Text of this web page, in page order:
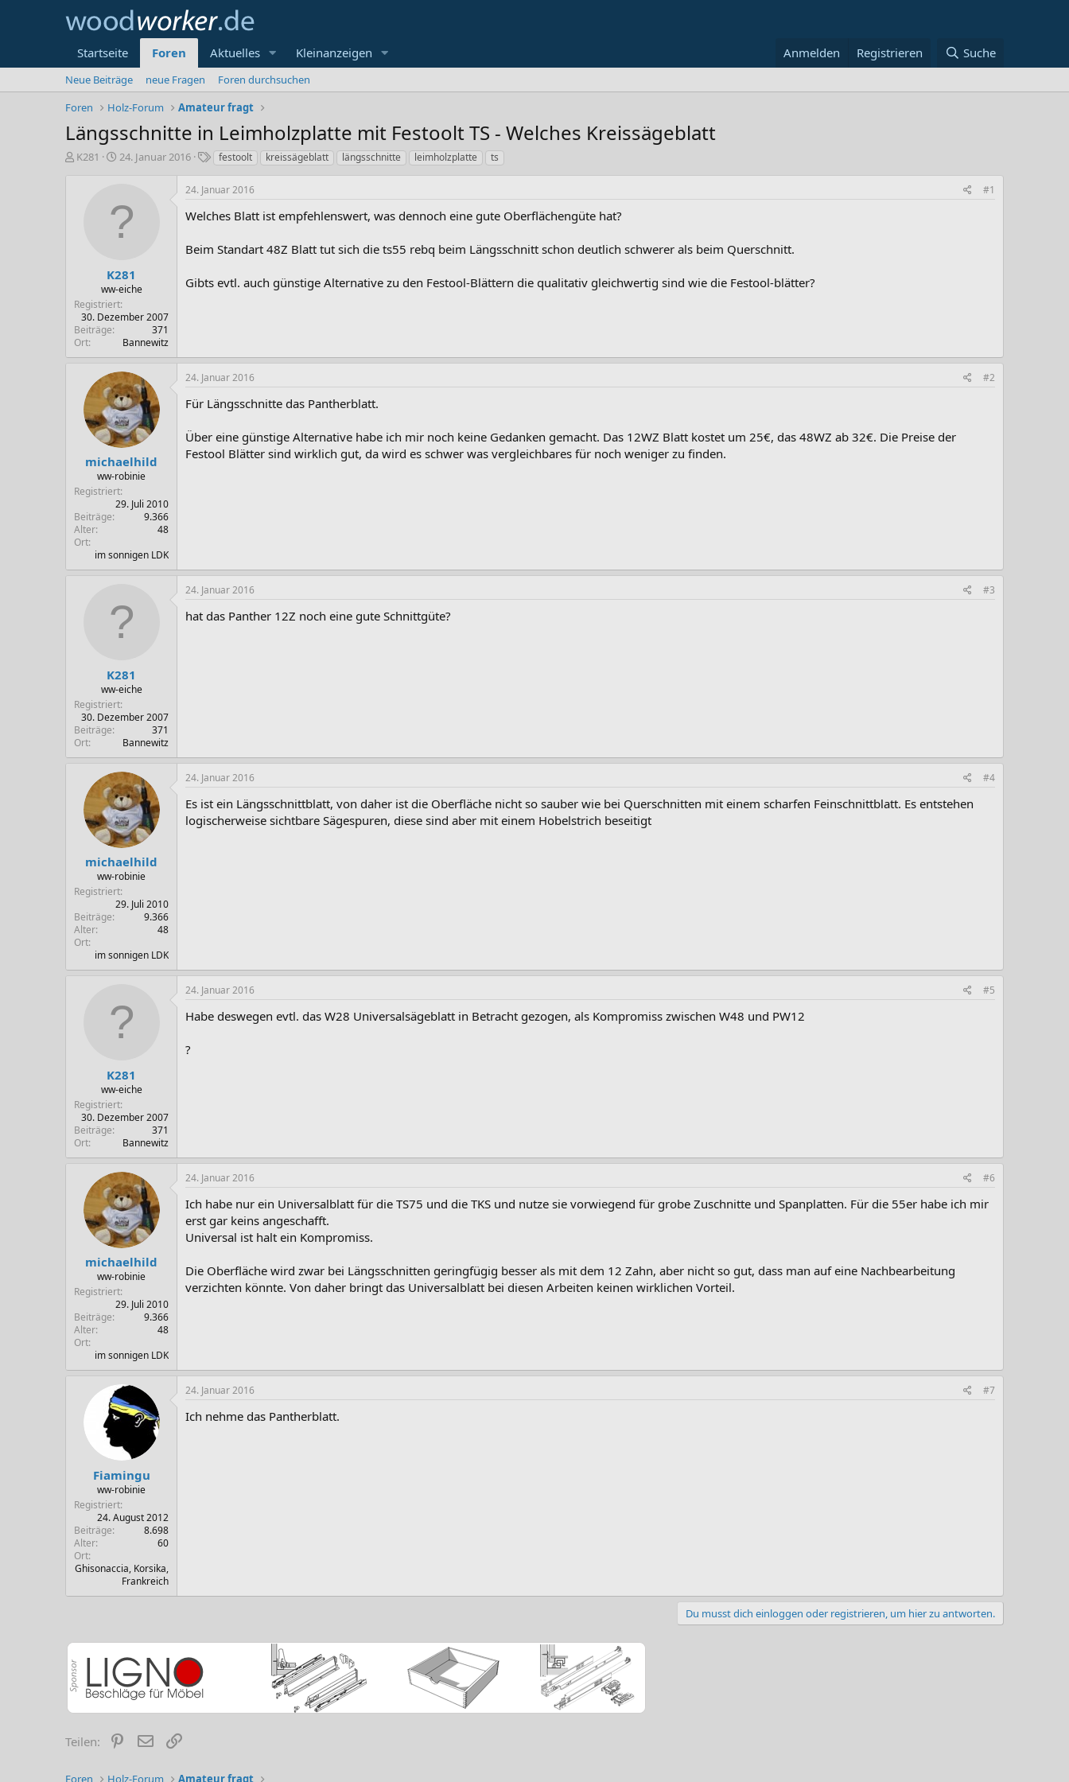
Startseite Foren Aktuelles Kleinanzeigen Anmelden Registrieren Suche
Neue Beiträge neue Fragen
Foren durchsuchen
Foren
Holz-Forum Amateur fragt
Längsschnitte in Leimholzplatte mit Festoolt TS - Welches Kreissägeblatt
E
K281
E
e
l
l
a
m
24. Januar 2016
S
h
a
o
t
festoolt kreissägeblatt längsschnitte leimholzplatte ts
K281
ww-eiche
Registriert
30. Dezember 2007
Beiträge
371
Ort
Bannewitz
24. Januar 2016 #1
Welches Blatt ist empfehlenswert, was dennoch eine gute Oberflächengüte hat?
Beim Standart 48Z Blatt tut sich die ts55 rebq beim Längsschnitt schon deutlich schwerer als beim Querschnitt.
Gibts evtl. auch günstige Alternative zu den Festool-Blättern die qualitativ gleichwertig sind wie die Festool-blätter?
michaelhild
ww-robinie
Registriert
29. Juli 2010
Beiträge
9.366
Alter
48
Ort
im sonnigen LDK
24. Januar 2016 #2
Für Längsschnitte das Pantherblatt.
Über eine günstige Alternative habe ich mir noch keine Gedanken gemacht. Das 12WZ Blatt kostet um 25€, das 48WZ ab 32€. Die Preise der
Festool Blätter sind wirklich gut, da wird es schwer was vergleichbares für noch weniger zu finden.
K281
ww-eiche
Registriert
30. Dezember 2007
Beiträge
371
Ort
Bannewitz
24. Januar 2016 #3
hat das Panther 12Z noch eine gute Schnittgüte?
michaelhild
ww-robinie
Registriert
29. Juli 2010
Beiträge
9.366
Alter
48
Ort
im sonnigen LDK
24. Januar 2016 #4
Es ist ein Längsschnittblatt, von daher ist die Oberfläche nicht so sauber wie bei Querschnitten mit einem scharfen Feinschnittblatt. Es entstehen
logischerweise sichtbare Sägespuren, diese sind aber mit einem Hobelstrich beseitigt
K281
ww-eiche
Registriert
30. Dezember 2007
Beiträge
371
Ort
Bannewitz
24. Januar 2016 #5
Habe deswegen evtl. das W28 Universalsägeblatt in Betracht gezogen, als Kompromiss zwischen W48 und PW12
?
michaelhild
ww-robinie
Registriert
29. Juli 2010
Beiträge
9.366
Alter
48
Ort
im sonnigen LDK
24. Januar 2016 #6
Ich habe nur ein Universalblatt für die TS75 und die TKS und nutze sie vorwiegend für grobe Zuschnitte und Spanplatten. Für die 55er habe ich mir
erst gar keins angeschafft.
Universal ist halt ein Kompromiss.
Die Oberfläche wird zwar bei Längsschnitten geringfügig besser als mit dem 12 Zahn, aber nicht so gut, dass man auf eine Nachbearbeitung
verzichten könnte. Von daher bringt das Universalblatt bei diesen Arbeiten keinen wirklichen Vorteil.
Fiamingu
ww-robinie
Registriert
24. August 2012
Beiträge
8.698
Alter
60
Ort
Ghisonaccia, Korsika,
Frankreich
24. Januar 2016 #7
Ich nehme das Pantherblatt.
Du musst dich einloggen oder registrieren, um hier zu antworten.
Teilen: Pinterest
E-Mail
Foren Holz-Forum Amateur fragt